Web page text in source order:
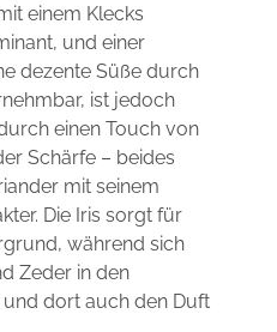
einem Klecks
und einer
dezente Süße durch
ist jedoch
einen Touch von
Schärfe – beides
mit seinem
Die Iris sorgt für
während sich
Zeder in den
dort auch den Duft